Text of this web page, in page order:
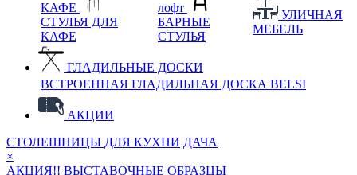
КАФЕ
СТУЛЬЯ ДЛЯ
КАФЕ
лофт
БАРНЫЕ
СТУЛЬЯ
УЛИЧНАЯ
МЕБЕЛЬ
ГЛАДИЛЬНЫЕ ДОСКИ
ВСТРОЕННАЯ ГЛАДИЛЬНАЯ ДОСКА BELSI
АКЦИИ
СТОЛЕШНИЦЫ ДЛЯ КУХНИ ДАЧА
×
АКЦИЯ!! ВЫСТАВОЧНЫЕ ОБРАЗЦЫ